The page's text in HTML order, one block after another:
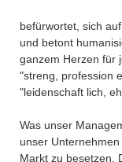
befürwortet, sich
und betont
ganzem Herzen für
"streng, profession
"leidenschaft lich,
Was unser
unser
Markt zu besetzen.